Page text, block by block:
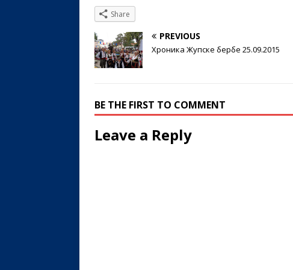
Share
PREVIOUS
Хроника Жупске бербе 25.09.2015
BE THE FIRST TO COMMENT
Leave a Reply